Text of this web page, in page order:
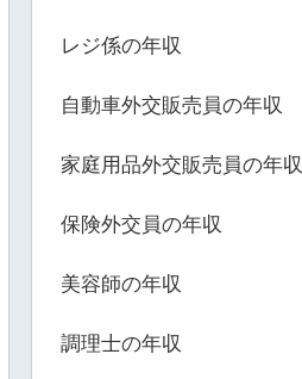
レジ係の年収
自動車外交販売員の年収
家庭用品外交販売員の年収
保険外交員の年収
美容師の年収
調理士の年収